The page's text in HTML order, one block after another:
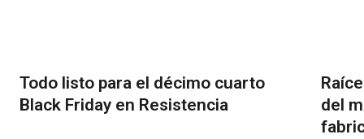
Todo listo para el décimo cuarto
Black Friday en Resistencia
del